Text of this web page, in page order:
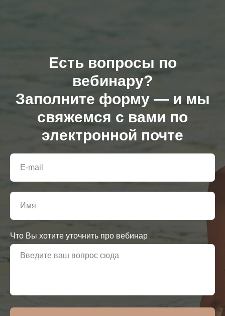
Есть вопросы по
вебинару?
Заполните форму — и мы
свяжемся с вами по
электронной почте
Что Вы хотите уточнить про вебинар